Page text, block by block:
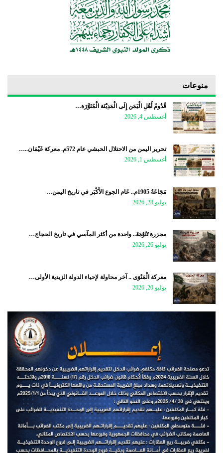
منوعات
قُدُومُ أَهْلِ الْيَمَن إِلَى الْمَدِيْنَة الْمُنَوَّرَة…
أغسطس 4, 2026
تحرير اليمن من الاحتلال الحبشي عام 572م. معركة غَيْمَان..…
أغسطس 1, 2026
مَجَاعَةُ 1905م.. عَام الجوع الأَكْبَر في تاريخ اليمن…
يوليو 28, 2026
مجزرة تَنُوْمَةَ.. واحدة من أكثر المآسي في تاريخ الحجاج…
يوليو 26, 2026
معركة الْمَنْوَى .. آخر محاولة لإحياء الدولة الزيدية الأولى…
يوليو 20, 2026